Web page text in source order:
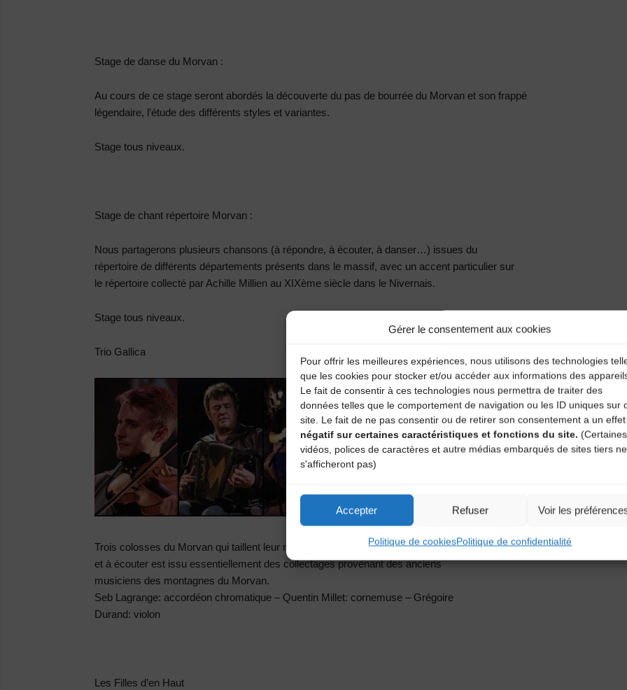
Gérer le consentement aux cookies
Pour offrir les meilleures expériences, nous utilisons des technologies
que les cookies pour stocker et/ou accéder aux informations des
Le fait de consentir à ces technologies nous permettra de traiter des
données telles que le comportement de navigation ou les ID uniques sur
site. Le fait de ne pas consentir ou de retirer son consentement a un effet
négatif sur certaines caractéristiques et fonctions du site. (Certaines
vidéos, polices de caractères et autre médias embarqués de sites tiers ne
s'afficheront pas)
Accepter Refuser Voir les
Politique de cookiesPolitique de confidentialité
Stage de danse du Morvan :
Au cours de ce stage seront abordés la découverte du pas de bourrée du Morvan et son frappé
légendaire, l’étude des différents styles et variantes.
Stage tous niveaux.
Stage de chant répertoire Morvan :
Nous partagerons plusieurs chansons (à répondre, à écouter, à danser…) issues du
répertoire de différents départements présents dans le massif, avec un accent particulier sur
le répertoire collecté par Achille Millien au XIXème siècle dans le Nivernais.
Stage tous niveaux.
Trio Gallica
Trois colosses du Morvan qui taillent leur musique à façon. Leur répertoire à danser
et à écouter est issu essentiellement des collectages provenant des anciens
musiciens des montagnes du Morvan.
Seb Lagrange: accordéon chromatique – Quentin Millet: cornemuse – Grégoire
Durand: violon
Les Filles d’en Haut